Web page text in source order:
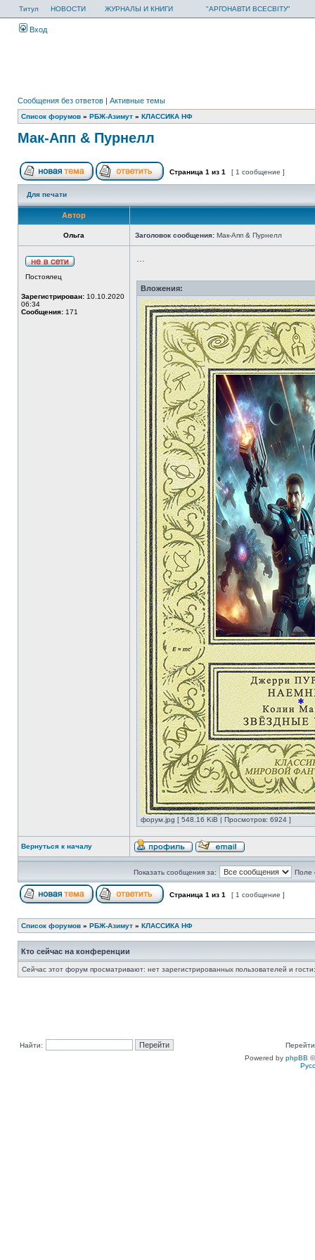
Титул НОВОСТИ ЖУРНАЛЫ И КНИГИ "АРГОНАВТИ ВСЕСВІТУ"
Вход
Сообщения без ответов | Активные темы
Список форумов » РБЖ-Азимут » КЛАССИКА НФ
Мак-Апп & Пурнелл
Страница 1 из 1 [ 1 сообщение ]
Для печати
Автор
Ольга Заголовок сообщения: Мак-Апп & Пурнелл
Постоялец
Зарегистрирован: 10.10.2020
06:34
Сообщения: 171
...
Вложения:
форум.jpg [ 548.16 KiB | Просмотров: 6924 ]
Вернуться к началу
Показать сообщения за: Поле
Страница 1 из 1 [ 1 сообщение ]
Список форумов » РБЖ-Азимут » КЛАССИКА НФ
Кто сейчас на конференции
Сейчас этот форум просматривают: нет зарегистрированных пользователей и
Найти:
Powered by phpBB